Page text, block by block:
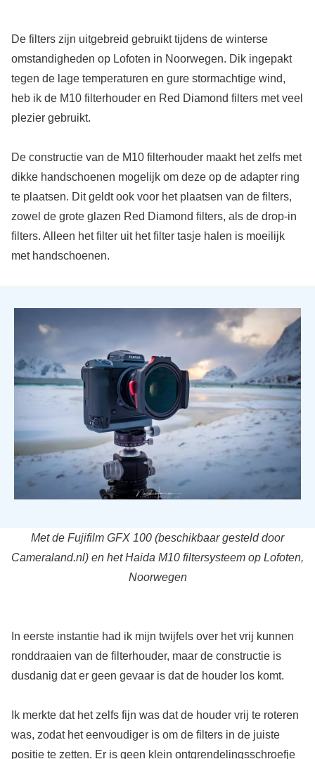
De filters zijn uitgebreid gebruikt tijdens de winterse
omstandigheden op Lofoten in Noorwegen. Dik ingepakt
tegen de lage temperaturen en gure stormachtige wind,
heb ik de M10 filterhouder en Red Diamond filters met veel
plezier gebruikt.
De constructie van de M10 filterhouder maakt het zelfs met
dikke handschoenen mogelijk om deze op de adapter ring
te plaatsen. Dit geldt ook voor het plaatsen van de filters,
zowel de grote glazen Red Diamond filters, als de drop-in
filters. Alleen het filter uit het filter tasje halen is moeilijk
met handschoenen.
Met de Fujifilm GFX 100 (beschikbaar gesteld door
Cameraland.nl) en het Haida M10 filtersysteem op Lofoten,
Noorwegen
In eerste instantie had ik mijn twijfels over het vrij kunnen
ronddraaien van de filterhouder, maar de constructie is
dusdanig dat er geen gevaar is dat de houder los komt.
Ik merkte dat het zelfs fijn was dat de houder vrij te roteren
was, zodat het eenvoudiger is om de filters in de juiste
positie te zetten. Er is geen klein ontgrendelingsschroefje